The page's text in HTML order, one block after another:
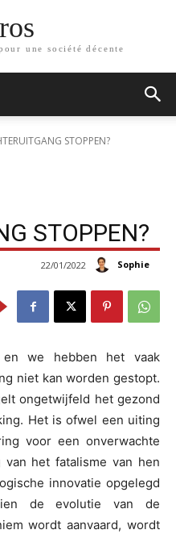
une société décente
STOPPEN?
STOPPEN?
Sophie
22/01/2022
we hebben het vaak
niet kan worden gestopt.
ongetwijfeld het gezond
Het is ofwel een uiting
voor een onverwachte
het fatalisme van hen
innovatie opgelegd
de evolutie van de
wordt aanvaard, wordt